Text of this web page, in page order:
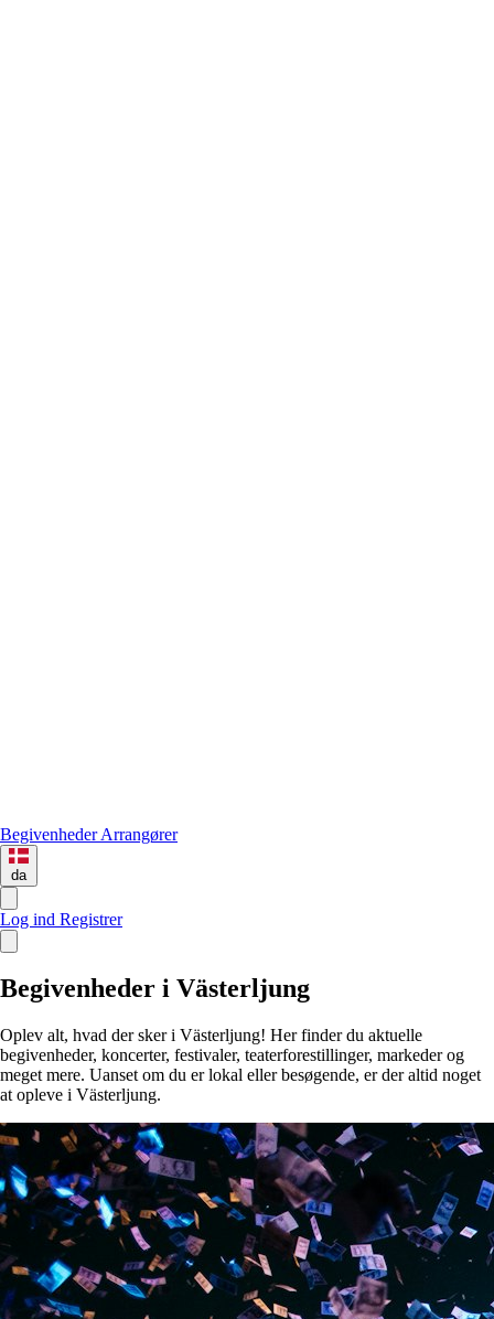
BegivenhederArrangører
da
Log ind Registrer
Begivenheder i Västerljung
Oplev alt, hvad der sker i Västerljung! Her finder du aktuelle
begivenheder, koncerter, festivaler, teaterforestillinger, markeder og
meget mere. Uanset om du er lokal eller besøgende, er der altid noget
at opleve i Västerljung.